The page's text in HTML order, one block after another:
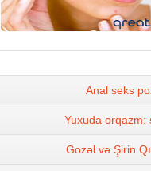
Anal seks
Yuxuda orqazm:
Gozəl və Şirin